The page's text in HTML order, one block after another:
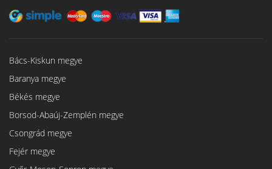
Bács-Kiskun megye
Baranya megye
Békés megye
Borsod-Abaúj-Zemplén megye
Csongrád megye
Fejér megye